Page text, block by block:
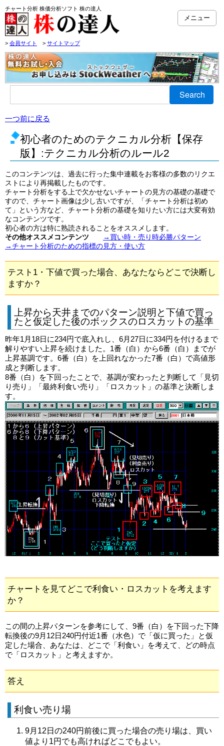
チャート分析 株価分析ソフト 株の達人
> 会員サイト > サイトマップ
Search
メニュー
一つ前に戻る
初心者のためのテクニカル分析【保存
版】:テクニカル分析のルール2
このコンテンツは、過去に行った集中連載をお客様の多数のリクエ
ストにより再掲載したものです。
チャート分析をする上で欠かせないチャートの見方の基礎の基礎で
すので、チャート画像は少し古いですが、「チャート分析は初め
て」という方など、チャート分析の基礎を知りたい方には大変有効
なコンテンツです。
初心者の方は特に熟読されることをオススメします。
その他オススメコンテンツ
→買い時・売り時必勝パターン
→チャート分析のための指標の見方・使い方
テスト1・下値で買った場合、あなたならどこで決断し
ますか？
上昇から天井までのパターン説明と下値で買っ
たと仮定した後のボックスのロスカットの基準
昨年1月18日に234円で底入れし、6月27日に334円を付けるまで
解りやすい上昇を続けました。1番（白）から6番（白）までが
上昇基調です。6番（白）を上回れなかった7番（白）で高値形
成と判断します。
8番（白）を下回ったことで、基調が変わったと判断して「見切
り売り」「最終利食い売り」「ロスカット」の基準と決断しま
す。
チャートを見てどこで利食い・ロスカットを考えます
か？
この間の上昇パターンを参考にして、9番（白）を下回った下降
転換後の9月12日240円付近1番（水色）で「仮に買った」と仮
定した場合、あなたは、どこで「利食い」を考えて、どの時点
で「ロスカット」と考えますか。
答え
利食い売り場
9月12日の240円前後に買った場合の売り場は、買い
値より1円でも高ければどこでもよい。